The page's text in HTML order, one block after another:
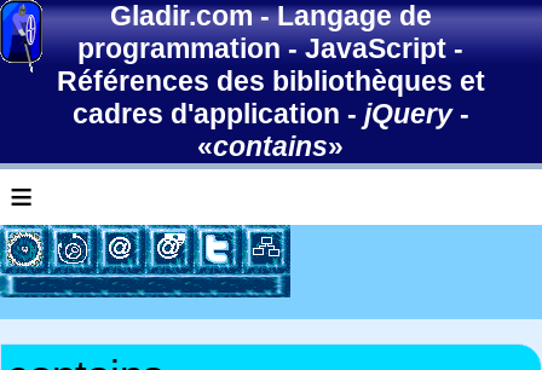
Gladir.com-Langage de
programmation-JavaScript-
Références des bibliothèques et
cadres d'application - jQuery-
«contains»
≡